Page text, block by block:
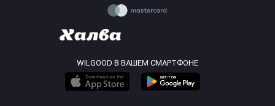
WILGOOD В ВАШЕМ СМАРТФОНЕ